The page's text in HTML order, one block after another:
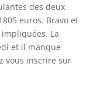
des deux
euros. Bravo et
La
et il manque
vous inscrire sur